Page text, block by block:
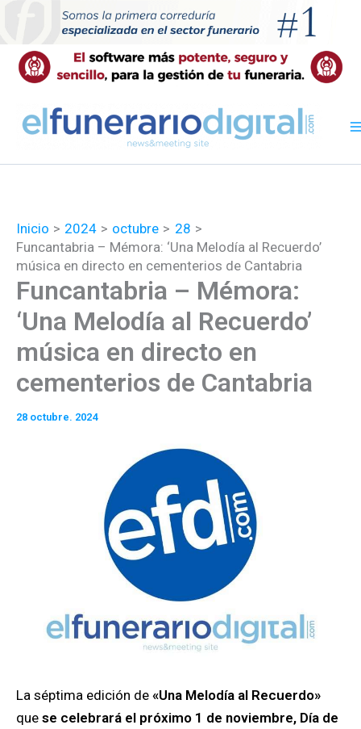
contenido
Inicio 2024 octubre
28
Funcantabria – Mémora: ‘Una Melodía al Recuerdo’
música en directo en cementerios de Cantabria
Funcantabria – Mémora:
‘Una Melodía al Recuerdo’
música en directo en
cementerios de Cantabria
28 octubre. 2024
La séptima edición de «Una Melodía al Recuerdo»
que se celebrará el próximo 1 de noviembre, Día de